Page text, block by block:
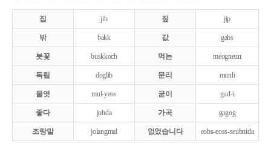
집 jib 짚 jip
밖 bakk 값 gabs
붓꽃 buskkoch 먹는 meogneun
독립 doglib 문리 munli
물엿 mul-yeos 굳이 gud-i
좋다 johda 가곡 gagog
조랑말 jolangmal 없었습니다 eobs-eoss-seubnida